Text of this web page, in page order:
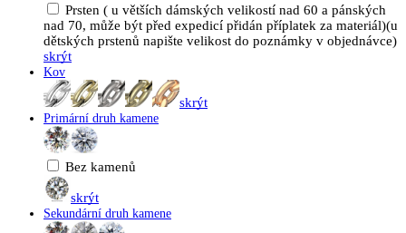
Prsten ( u větších dámských velikostí nad 60 a pánských
nad 70, může být před expedicí přidán příplatek za materiál)(u
dětských prstenů napište velikost do poznámky v objednávce)
skrýt
Kov
skrýt
Primární druh kamene
Bez kamenů
skrýt
Sekundární druh kamene